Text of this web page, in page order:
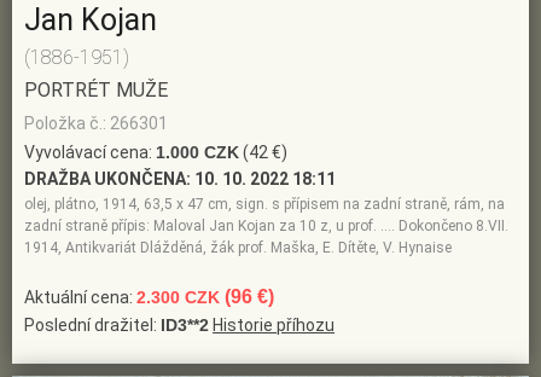
Jan Kojan
(1886-1951)
PORTRÉT MUŽE
Položka č.: 266301
Vyvolávací cena: 1.000 CZK(42 €)
DRAŽBA UKONČENA: 10. 10. 2022 18:11
olej, plátno, 1914, 63,5 x 47 cm, sign. s přípisem na zadní straně, rám, na
zadní straně přípis: Maloval Jan Kojan za 10 z, u prof. …. Dokončeno 8.VII.
1914, Antikvariát Dlážděná, žák prof. Maška, E. Dítěte, V. Hynaise
Aktuální cena: 2.300 CZK (96 €)
Poslední dražitel: ID3**2 Historie příhozu